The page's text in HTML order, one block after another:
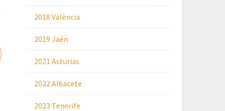
2018 València
2019 Jaén
2021 Asturias
2022 Albacete
2023 Tenerife